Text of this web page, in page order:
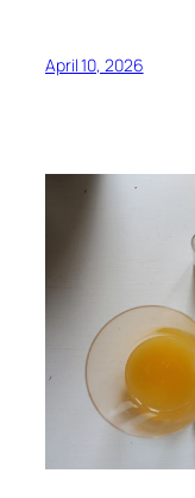
April 10, 2026